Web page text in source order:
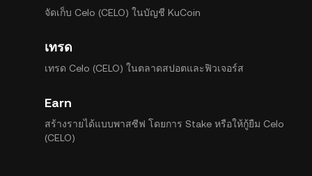
จัดเก็บ Celo (CELO) ในบัญชี KuCoin
เทรด
เทรด Celo (CELO) ในตลาดสปอตและฟิวเจอร์ส
Earn
สร้างรายได้แบบพาสซีฟ โดยการ Stake หรือให้กู้ยืม Celo
(CELO)